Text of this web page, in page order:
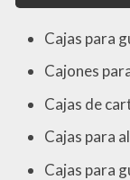
Cajas para
Cajones
Cajas de
Cajas para
Cajas para